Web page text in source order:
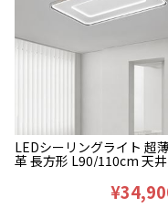
LEDシーリングライト 超
革 長方形 L90/110cm 天